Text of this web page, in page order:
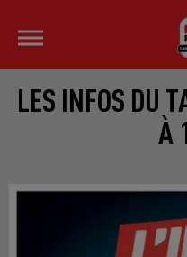
LES INFOS DU
À